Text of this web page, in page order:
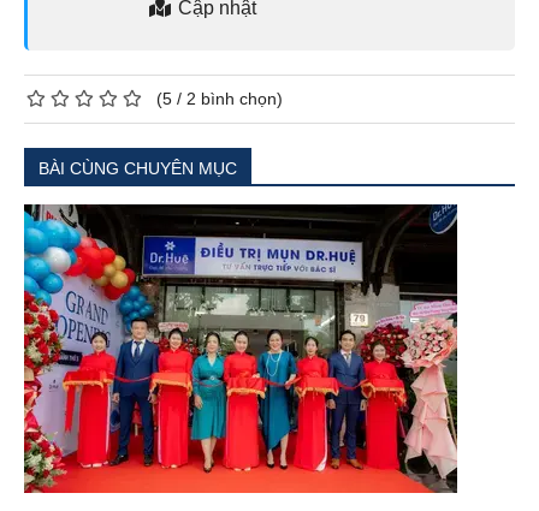
Cập nhật
(5 / 2 bình chọn)
BÀI CÙNG CHUYÊN MỤC